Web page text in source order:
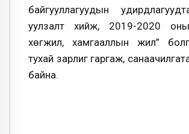
байгууллагуудын
уулзалт хийж, 2019-2020 оныг
хөгжил, хамгааллын жил”
тухай зарлиг гаргаж,
байна.